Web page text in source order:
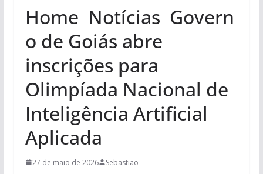
Home Notícias Govern
o de Goiás abre
inscrições para
Olimpíada Nacional de
Inteligência Artificial
Aplicada
27 de maio de 2026 Sebastiao